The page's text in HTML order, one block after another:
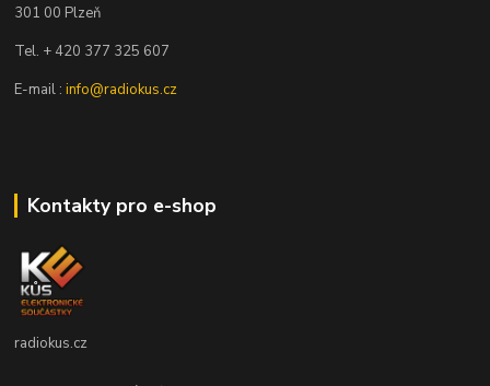
301 00 Plzeň
Tel. + 420 377 325 607
E-mail :info@radiokus.cz
Kontakty pro e-shop
radiokus.cz